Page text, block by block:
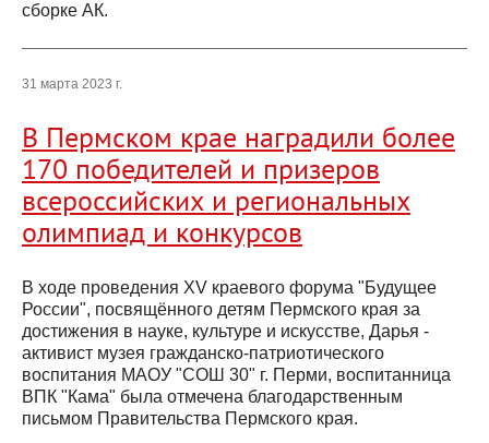
сборке АК.
31 марта 2023 г.
В Пермском крае наградили более
170 победителей и призеров
всероссийских и региональных
олимпиад и конкурсов
В ходе проведения XV краевого форума "Будущее
России", посвящённого детям Пермского края за
достижения в науке, культуре и искусстве, Дарья -
активист музея гражданско-патриотического
воспитания МАОУ "СОШ 30" г. Перми, воспитанница
ВПК "Кама" была отмечена благодарственным
письмом Правительства Пермского края.